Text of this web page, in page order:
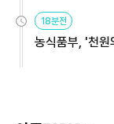
원
18분전
농식품부, '천